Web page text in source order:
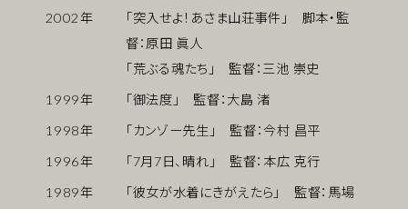
2002年
「突入せよ！あさま山荘事件」 脚本・監
督：原田 眞人
「荒ぶる魂たち」 監督：三池 崇史
1999年
「御法度」 監督：大島 渚
1998年
「カンゾー先生」 監督：今村 昌平
1996年
「7月7日、晴れ」 監督：本広 克行
1989年
「彼女が水着にきがえたら」 監督：馬場